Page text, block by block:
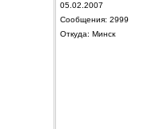
05.02.2007
Сообщения: 2999
Откуда: Минск